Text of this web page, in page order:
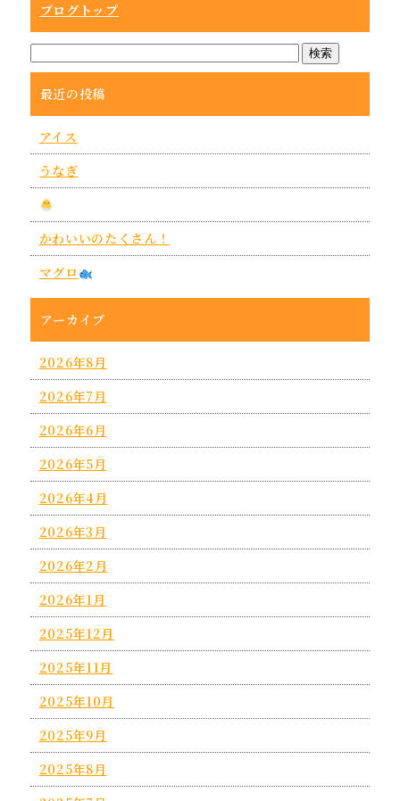
ブログトップ
最近の投稿
アイス
うなぎ
かわいいのたくさん！
マグロ
アーカイブ
2026年8月
2026年7月
2026年6月
2026年5月
2026年4月
2026年3月
2026年2月
2026年1月
2025年12月
2025年11月
2025年10月
2025年9月
2025年8月